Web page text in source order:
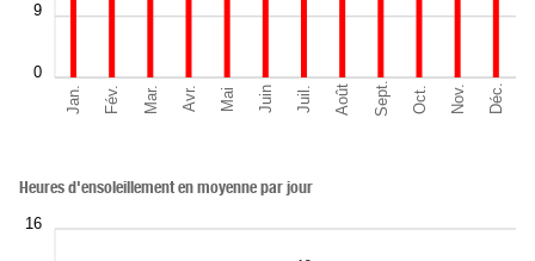
Jan. Fév. Mar. Avr. Mai Juin Juil. Août Sept. Oct. Nov. Déc.
0
9
16
Heures d'ensoleillement en moyenne par jour